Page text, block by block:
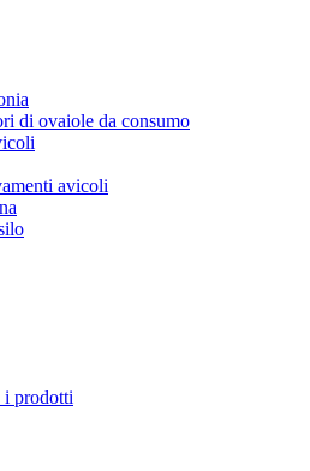
di ovaiole da consumo
avicoli
i prodotti